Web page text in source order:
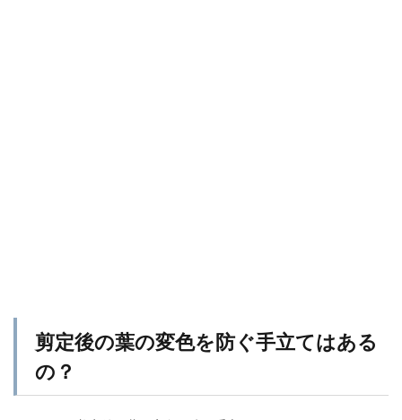
剪定後の葉の変色を防ぐ手立てはある
の？